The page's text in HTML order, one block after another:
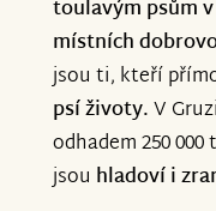
toulavým psům
místních
jsou ti, kteří
psí životy.V
odhadem 250
jsou hladoví i